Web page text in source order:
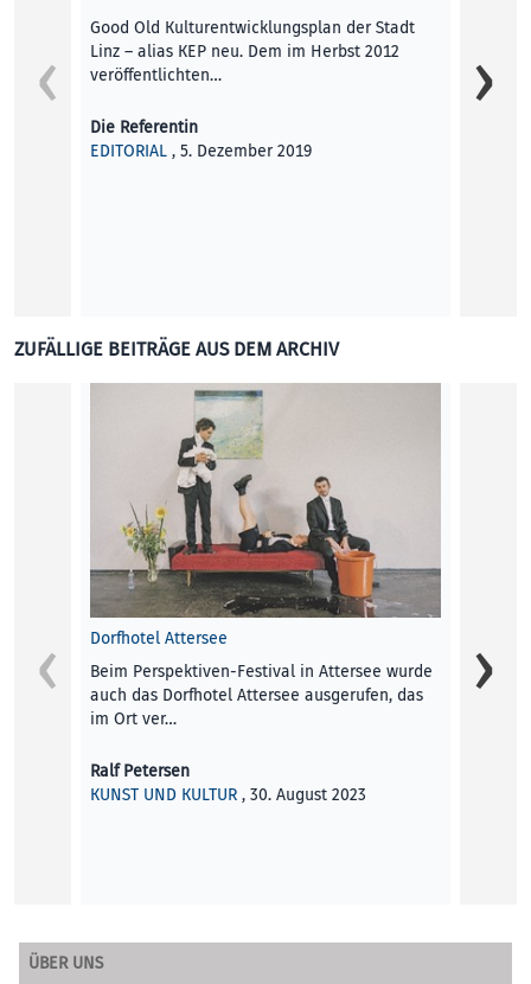
Good Old Kulturentwicklungsplan der Stadt
Linz – alias KEP neu. Dem im Herbst 2012
veröffentlichten…
Die Referentin
EDITORIAL , 5. Dezember 2019
ZUFÄLLIGE BEITRÄGE AUS DEM ARCHIV
Dorfhotel Attersee
Beim Perspektiven-Festival in Attersee wurde
auch das Dorfhotel Attersee ausgerufen, das
im Ort ver…
Ralf Petersen
KUNST UND KULTUR , 30. August 2023
ÜBER UNS